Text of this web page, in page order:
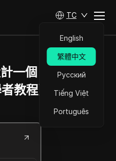
TC
English
繁體中文
Русский
Tiếng Việt
Português
一個 Shopify 商
教程）